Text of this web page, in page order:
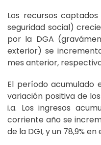
Los recursos
seguridad social)
por la DGA
exterior) se
mes anterior,
El período acumulado
variación positiva de
i.a. Los ingresos
corriente año se
de la DGI, y un 78,9%